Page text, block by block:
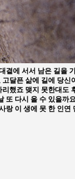
곁에 서서 남은 길을
달픈 삶에 길에 당신
했죠 맺지 못한대도
또 다시 올 수 있을까
랑 이 생에 못 한 인연
류의 플